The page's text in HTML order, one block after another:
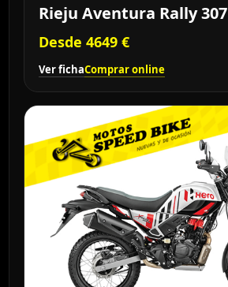
Rieju Aventura Rally 307
Desde 4649 €
Ver fichaComprar online